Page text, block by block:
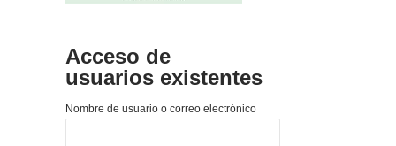
Acceso de
usuarios existentes
Nombre de usuario o correo electrónico